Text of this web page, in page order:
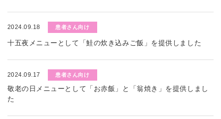
2024.09.18 患者さん向け
十五夜メニューとして「鮭の炊き込みご飯」を提供しました
2024.09.17 患者さん向け
敬老の日メニューとして「お赤飯」と「翁焼き」を提供しまし
た